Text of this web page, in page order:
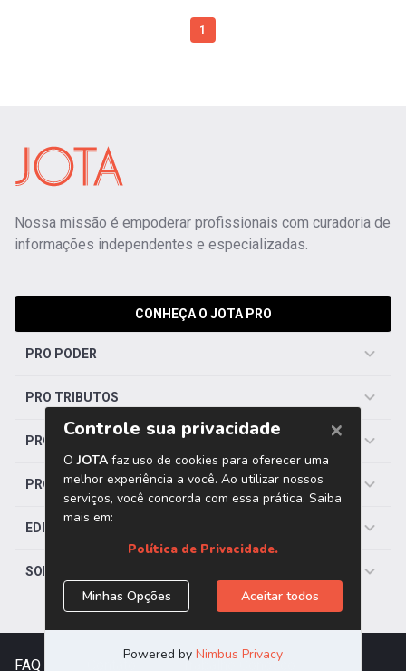
1
Nossa missão é empoderar profissionais com curadoria de
informações independentes e especializadas.
CONHEÇA O JOTA PRO
PRO PODER
PRO TRIBUTOS
PRO TRABALHISTA
PRO SAÚDE
EDITORIAS
SOBRE O JOTA
FAQ Trabalhe Conosco